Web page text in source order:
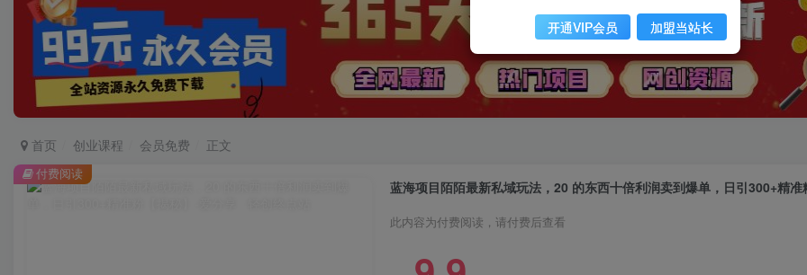
首页 创业课程 会员免费 正文
蓝海项目陌陌最新私域玩法，20 的东西十倍利润卖到爆单，日引300+精准
此内容为付费阅读，请付费后查看
付费阅读
开通VIP会员 加盟当站长